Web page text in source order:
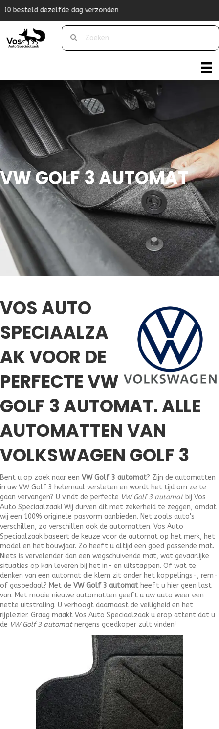
Originele pasvorm
VW GOLF 3 AUTOMAT
VOS AUTO
SPECIAALZA
AK VOOR DE
PERFECTE VW
GOLF 3 AUTOMAT. ALLE
AUTOMATTEN VAN
VOLKSWAGEN GOLF 3
Bent u op zoek naar een VW Golf 3 automat? Zijn de automatten
in uw VW Golf 3 helemaal versleten en wordt het tijd om ze te
gaan vervangen? U vindt de perfecte VW Golf 3 automatbij Vos
Auto Speciaalzaak! Wij durven dit met zekerheid te zeggen, omdat
wij een 100% originele pasvorm aanbieden. Net zoals auto's
verschillen, zo verschillen ook de automatten. Vos Auto
Speciaalzaak baseert de keuze voor de automat op het merk, het
model en het bouwjaar. Zo heeft u altijd een goed passende mat.
Niets is vervelender dan een wegschuivende mat, wat gevaarlijke
situaties op kan leveren bij het in- en uitstappen. Of wat te
denken van een automat die klem zit onder het koppelings-, rem-
of gaspedaal? Met de VW Golf 3 automat heeft u hier geen last
van. Met mooie nieuwe automatten geeft u uw auto weer een
nette uitstraling. U verhoogt daarnaast de veiligheid en het
rijplezier. Graag maakt Vos Auto Speciaalzaak u erop attent dat u
de VW Golf 3 automatnergens goedkoper zult vinden!